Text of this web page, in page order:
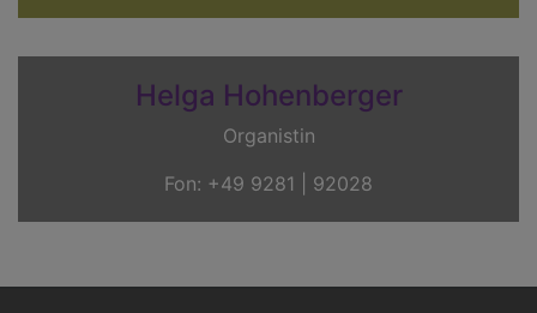
Helga Hohenberger
Organistin
Fon: +49 9281 | 92028